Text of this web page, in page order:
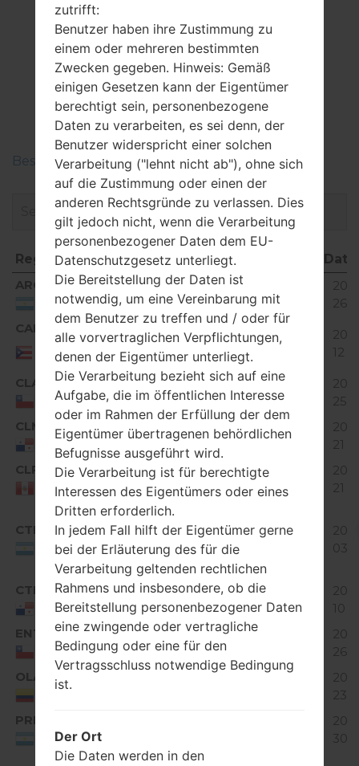
Firmware
LGP350G(LGP350G)
akaLG Optimus Me
Beschreiben Sie die Regionen der LG-Firmwaren
Region Dateiname OS
Region
Dateiname OS
ARG
Argentina
V10A_00.02.kdz
Unknown
MiB
26
CAP
Puerto
Rico
V10A_02.kdz Unknown
115.29
12
CLA
Chile
V10A_06.kdz Unknown
116.43
MiB
25
CLM
Panama
V10A_01.kdz Unknown
MiB
21
CLP
Peru
V10A_02.kdz Unknown
MiB
21
CTI
Argentina
V10A_06.kdz
4.1-4.3
Jelly
Bean
115.85
03
CTM
Panama
V10A_00.01.kdz
Unknown
MiB
10
ENT
Chile
V10A_09.kdz Unknown
26
OLA
116.64
23
PRN
Argentina
30
zutrifft:
Benutzer haben ihre Zustimmung zu
einem oder mehreren bestimmten
Zwecken gegeben. Hinweis: Gemäß
einigen Gesetzen kann der Eigentümer
berechtigt sein, personenbezogene
Daten zu verarbeiten, es sei denn, der
Benutzer widerspricht einer solchen
Verarbeitung ("lehnt nicht ab"), ohne sich
auf die Zustimmung oder einen der
anderen Rechtsgründe zu verlassen. Dies
gilt jedoch nicht, wenn die Verarbeitung
personenbezogener Daten dem EU-
Datenschutzgesetz unterliegt.
Die Bereitstellung der Daten ist
notwendig, um eine Vereinbarung mit
dem Benutzer zu treffen und / oder für
alle vorvertraglichen Verpflichtungen,
denen der Eigentümer unterliegt.
Die Verarbeitung bezieht sich auf eine
Aufgabe, die im öffentlichen Interesse
oder im Rahmen der Erfüllung der dem
Eigentümer übertragenen behördlichen
Befugnisse ausgeführt wird.
Die Verarbeitung ist für berechtigte
Interessen des Eigentümers oder eines
Dritten erforderlich.
In jedem Fall hilft der Eigentümer gerne
bei der Erläuterung des für die
Verarbeitung geltenden rechtlichen
Rahmens und insbesondere, ob die
Bereitstellung personenbezogener Daten
eine zwingende oder vertragliche
Bedingung oder eine für den
Vertragsschluss notwendige Bedingung
ist.
Der Ort
Die Daten werden in den